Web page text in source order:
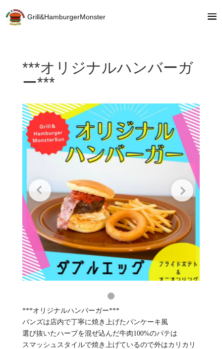
Grill&HamburgerMonster
***オリジナルハンバーガ
ー***
***オリジナルハンバーガー***
バンズは店内で丁寧に焼き上げたパンケーキ風
選び抜いたハーブを混ぜ込んだ牛肉100%のパテは
スマッシュスタイルで焼き上げているので外はカリカリ